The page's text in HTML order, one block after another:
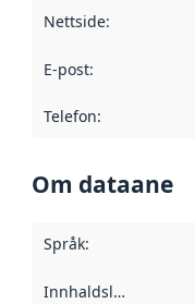
Nettside:
E-post:
Telefon:
Om dataane
Språk:
Innhaldsleverandørar